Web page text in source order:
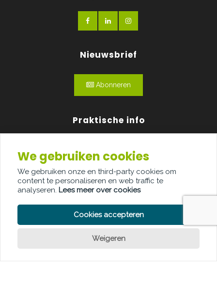
Nieuwsbrief
Abonneren
Praktische info
Over ons
Adverteren
Contact
We gebruiken cookies
We gebruiken onze en third-party cookies om
content te personaliseren en web traffic te
analyseren. Lees meer over cookies
Cookies accepteren
Weigeren